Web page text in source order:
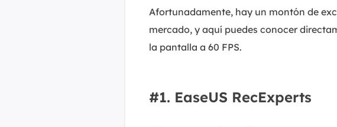
Afortunadamente, hay un montón de
mercado, y aquí puedes conocer
la pantalla a 60 FPS.
#1. EaseUS RecExperts